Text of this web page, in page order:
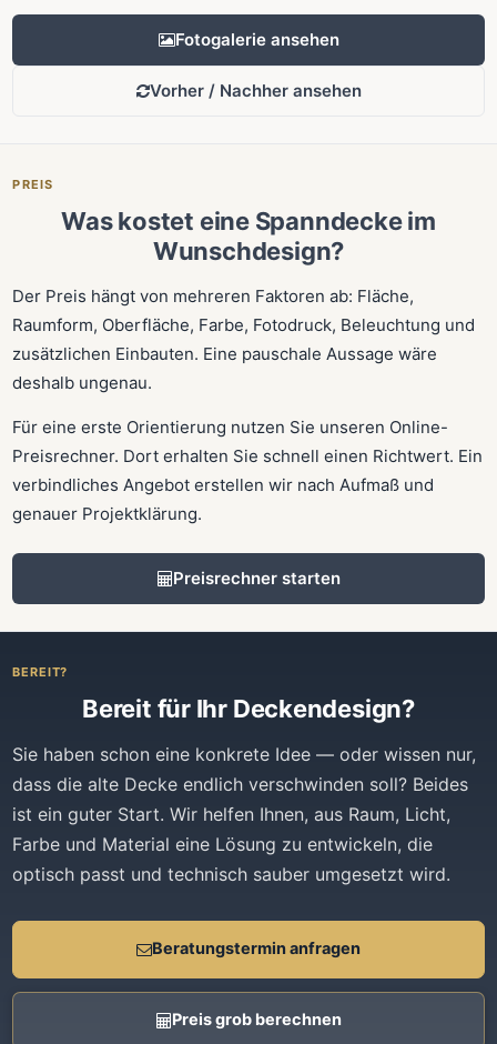
Fotogalerie ansehen
Vorher / Nachher ansehen
PREIS
Was kostet eine Spanndecke im
Wunschdesign?
Der Preis hängt von mehreren Faktoren ab: Fläche,
Raumform, Oberfläche, Farbe, Fotodruck, Beleuchtung und
zusätzlichen Einbauten. Eine pauschale Aussage wäre
deshalb ungenau.
Für eine erste Orientierung nutzen Sie unseren Online-
Preisrechner. Dort erhalten Sie schnell einen Richtwert. Ein
verbindliches Angebot erstellen wir nach Aufmaß und
genauer Projektklärung.
Preisrechner starten
BEREIT?
Bereit für Ihr Deckendesign?
Sie haben schon eine konkrete Idee — oder wissen nur,
dass die alte Decke endlich verschwinden soll? Beides
ist ein guter Start. Wir helfen Ihnen, aus Raum, Licht,
Farbe und Material eine Lösung zu entwickeln, die
optisch passt und technisch sauber umgesetzt wird.
Beratungstermin anfragen
Preis grob berechnen